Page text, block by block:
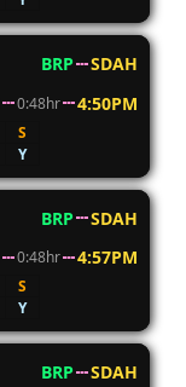
BRP
SDAH
0:48hr 4:50PM
S
Y
BRP
SDAH
0:48hr 4:57PM
S
Y
BRP
SDAH